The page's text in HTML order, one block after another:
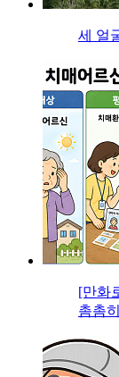
세 얼
[만화
촘촘